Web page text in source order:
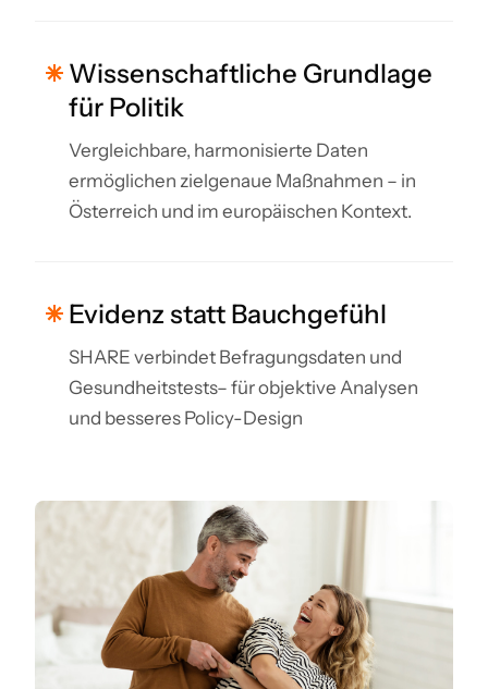
Wissenschaftliche Grundlage
für Politik
Vergleichbare, harmonisierte Daten
ermöglichen zielgenaue Maßnahmen – in
Österreich und im europäischen Kontext.
Evidenz statt Bauchgefühl
SHARE verbindet Befragungsdaten und
Gesundheitstests– für objektive Analysen
und besseres Policy-Design